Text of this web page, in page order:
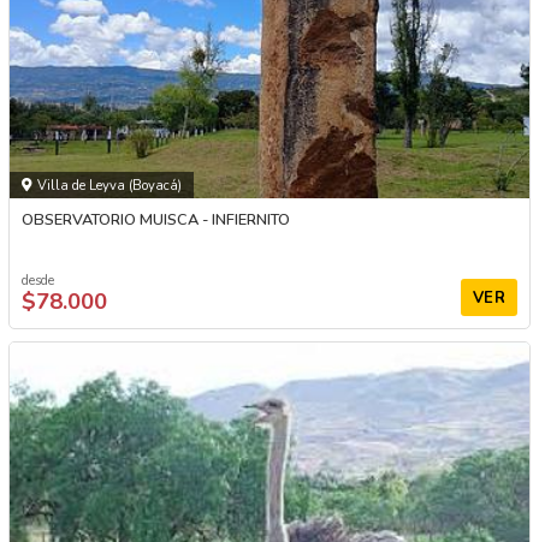
Villa de Leyva (Boyacá)
OBSERVATORIO MUISCA - INFIERNITO
desde
$78.000 VER